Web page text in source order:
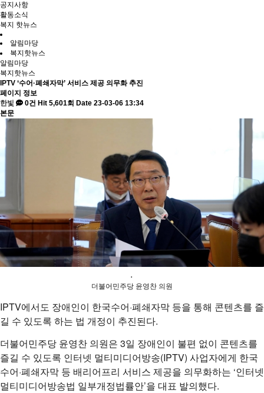
공지사항
활동소식
복지 핫뉴스
알림마당
복지핫뉴스
알림마당
복지핫뉴스
IPTV ‘수어·폐쇄자막’ 서비스 제공 의무화 추진
페이지 정보
한빛
0건 Hit 5,601회 Date 23-03-06 13:34
본문
.
더불어민주당 윤영찬 의원
IPTV에서도 장애인이 한국수어·폐쇄자막 등을 통해 콘텐츠를 즐
길 수 있도록 하는 법 개정이 추진된다.
더불어민주당 윤영찬 의원은 3일 장애인이 불편 없이 콘텐츠를
즐길 수 있도록 인터넷 멀티미디어방송(IPTV) 사업자에게 한국
수어·폐쇄자막 등 배리어프리 서비스 제공을 의무화하는 ‘인터넷
멀티미디어방송법 일부개정법률안’을 대표 발의했다.